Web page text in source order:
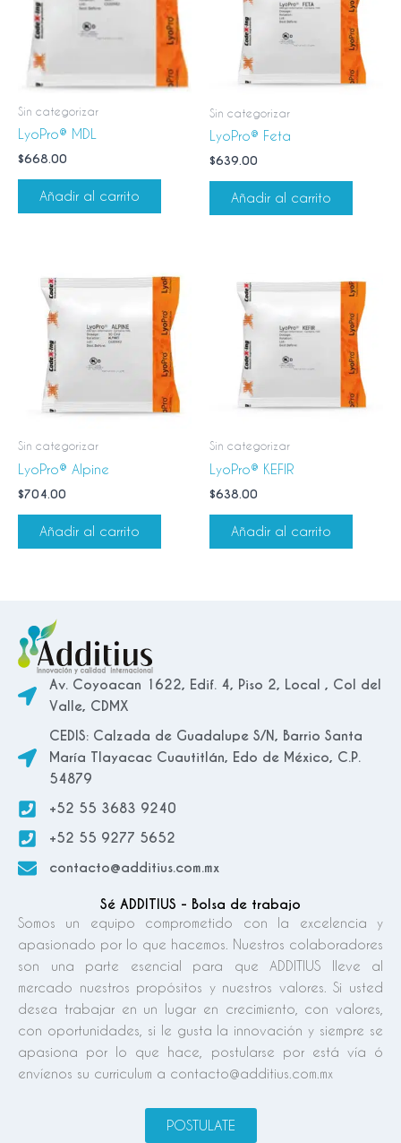
Sin categorizar
LyoPro® MDL
$668.00
Añadir al carrito
Sin categorizar
LyoPro® Feta
$639.00
Añadir al carrito
Sin categorizar
LyoPro® Alpine
$704.00
Añadir al carrito
Sin categorizar
LyoPro® KEFIR
$638.00
Añadir al carrito
Av. Coyoacan 1622, Edif. 4, Piso 2, Local , Col del
Valle, CDMX
CEDIS: Calzada de Guadalupe S/N, Barrio Santa
María Tlayacac Cuautitlán, Edo de México, C.P.
54879
+52 55 3683 9240
+52 55 9277 5652
contacto@additius.com.mx
Sé ADDITIUS - Bolsa de trabajo
Somos un equipo comprometido con la excelencia y
apasionado por lo que hacemos. Nuestros colaboradores
son una parte esencial para que ADDITIUS lleve al
mercado nuestros propósitos y nuestros valores. Si usted
desea trabajar en un lugar en crecimiento, con valores,
con oportunidades, si le gusta la innovación y siempre se
apasiona por lo que hace, postularse por está vía ó
envíenos su curriculum a contacto@additius.com.mx
POSTULATE